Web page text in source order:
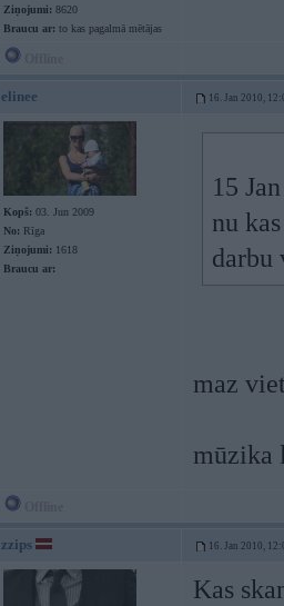
Ziņojumi: 8620
Braucu ar: to kas pagalmā mētājas
elinee 16. Jan 2010,
Kopš: 03. Jun 2009
No: Rīga
Ziņojumi: 1618
Braucu ar:
15
nu
darbu
maz
mūzika
zzips 16. Jan 2010,
Kas